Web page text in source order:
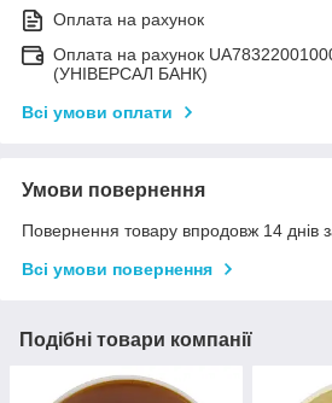
Оплата на рахунок
Оплата на рахунок
(УНІВЕРСАЛ БАНК)
Всі умови оплати
Умови повернення
Повернення товару впродовж 14 днів
Всі умови повернення
Подібні товари компанії